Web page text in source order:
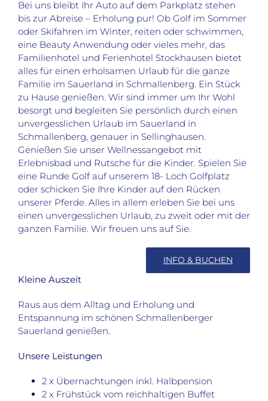
Bei uns bleibt Ihr Auto auf dem Parkplatz stehen
bis zur Abreise – Erholung pur! Ob Golf im Sommer
oder Skifahren im Winter, reiten oder schwimmen,
eine Beauty Anwendung oder vieles mehr, das
Familienhotel und Ferienhotel Stockhausen bietet
alles für einen erholsamen Urlaub für die ganze
Familie im Sauerland in Schmallenberg. Ein Stück
zu Hause genießen. Wir sind immer um Ihr Wohl
besorgt und begleiten Sie persönlich durch einen
unvergesslichen Urlaub im Sauerland in
Schmallenberg, genauer in Sellinghausen.
Genießen Sie unser Wellnessangebot mit
Erlebnisbad und Rutsche für die Kinder. Spielen Sie
eine Runde Golf auf unserem 18- Loch Golfplatz
oder schicken Sie Ihre Kinder auf den Rücken
unserer Pferde. Alles in allem erleben Sie bei uns
einen unvergesslichen Urlaub, zu zweit oder mit der
ganzen Familie. Wir freuen uns auf Sie.
INFO & BUCHEN
Kleine Auszeit
Raus aus dem Alltag und Erholung und
Entspannung im schönen Schmallenberger
Sauerland genießen.
Unsere Leistungen
2 x Übernachtungen inkl. Halbpension
2 x Frühstück vom reichhaltigen Buffet